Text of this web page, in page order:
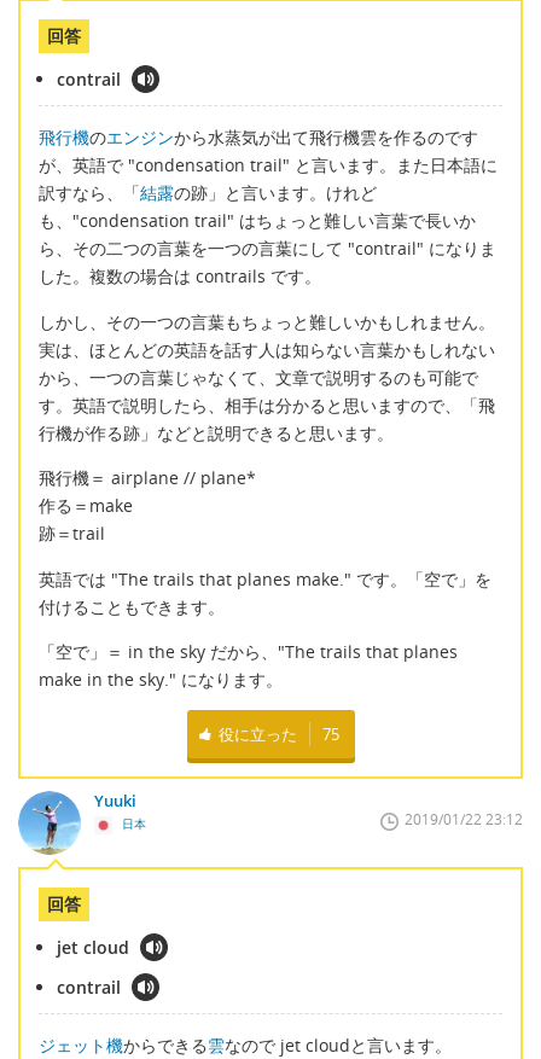
回答
contrail
飛行機のエンジンから水蒸気が出て飛行機雲を作るのです
が、英語で "condensation trail" と言います。また日本語に
訳すなら、「結露の跡」と言います。けれど
も、"condensation trail" はちょっと難しい言葉で長いか
ら、その二つの言葉を一つの言葉にして "contrail" になりま
した。複数の場合は contrails です。
しかし、その一つの言葉もちょっと難しいかもしれません。
実は、ほとんどの英語を話す人は知らない言葉かもしれない
から、一つの言葉じゃなくて、文章で説明するのも可能で
す。英語で説明したら、相手は分かると思いますので、「飛
行機が作る跡」などと説明できると思います。
飛行機＝ airplane // plane*
作る＝make
跡＝trail
英語では "The trails that planes make." です。「空で」を
付けることもできます。
「空で」＝ in the sky だから、"The trails that planes
make in the sky." になります。
役に立った 75
Yuuki
日本 2019/01/22 23:12
回答
jet cloud
contrail
ジェット機からできる雲なので jet cloudと言います。